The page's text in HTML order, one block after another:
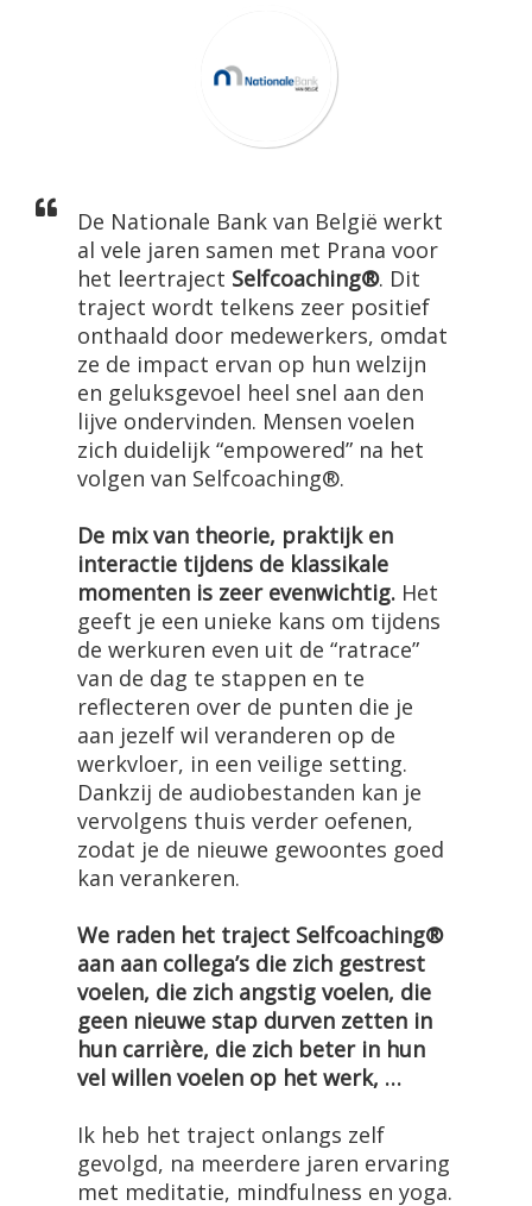
De Nationale Bank van België werkt
al vele jaren samen met Prana voor
het leertraject Selfcoaching®. Dit
traject wordt telkens zeer positief
onthaald door medewerkers, omdat
ze de impact ervan op hun welzijn
en geluksgevoel heel snel aan den
lijve ondervinden. Mensen voelen
zich duidelijk “empowered” na het
volgen van Selfcoaching®.
De mix van theorie, praktijk en
interactie tijdens de klassikale
momenten is zeer evenwichtig.Het
geeft je een unieke kans om tijdens
de werkuren even uit de “ratrace”
van de dag te stappen en te
reflecteren over de punten die je
aan jezelf wil veranderen op de
werkvloer, in een veilige setting.
Dankzij de audiobestanden kan je
vervolgens thuis verder oefenen,
zodat je de nieuwe gewoontes goed
kan verankeren.
We raden het traject Selfcoaching®
aan aan collega’s die zich gestrest
voelen, die zich angstig voelen, die
geen nieuwe stap durven zetten in
hun carrière, die zich beter in hun
vel willen voelen op het werk, …
Ik heb het traject onlangs zelf
gevolgd, na meerdere jaren ervaring
met meditatie, mindfulness en yoga.